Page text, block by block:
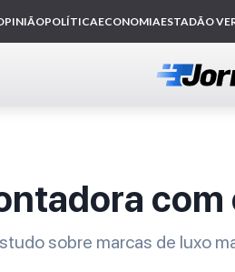
sobre marcas de luxo